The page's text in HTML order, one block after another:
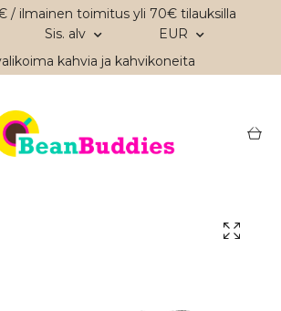
/ ilmainen toimitus yli 70€ tilauksilla
Sis. alv
EUR
kahvia ja kahvikoneita